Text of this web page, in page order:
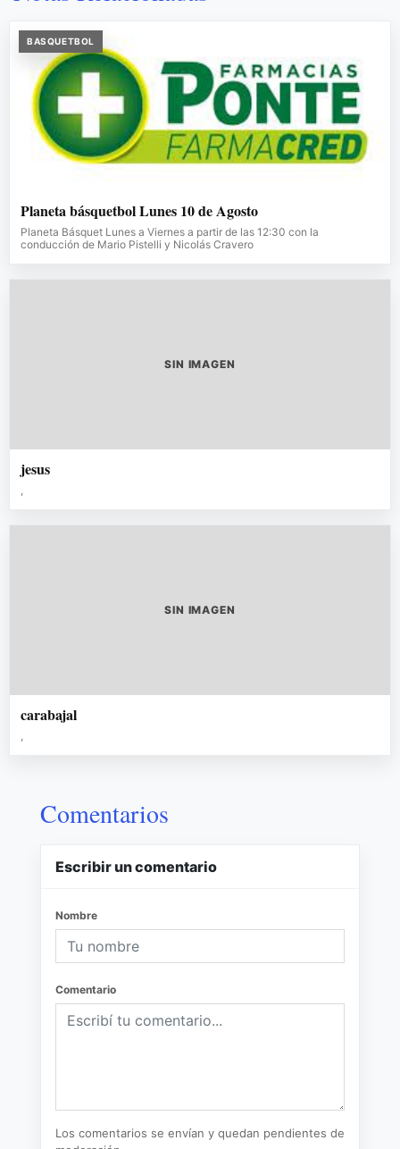
BASQUETBOL
Planeta básquetbol Lunes 10 de Agosto
Planeta Básquet Lunes a Viernes a partir de las 12:30 con la
conducción de Mario Pistelli y Nicolás Cravero
SIN IMAGEN
jesus
,
SIN IMAGEN
carabajal
,
Comentarios
Escribir un comentario
Nombre
Comentario
Los comentarios se envían y quedan pendientes de